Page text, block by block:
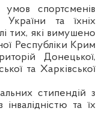
умов спортсменів
України та їхніх
тих, які вимушено
Республіки Крим
Донецької,
та Харківської
стипендій з
та їх